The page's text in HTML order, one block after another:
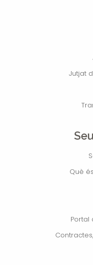
Jutjat
Què
Portal